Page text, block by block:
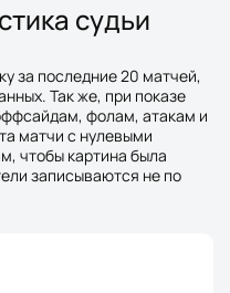
судьи
за последние 20 матчей,
Так же, при показе
фолам, атакам и
матчи с нулевыми
чтобы картина была
записываются не по